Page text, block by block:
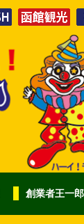
創業者王一郎